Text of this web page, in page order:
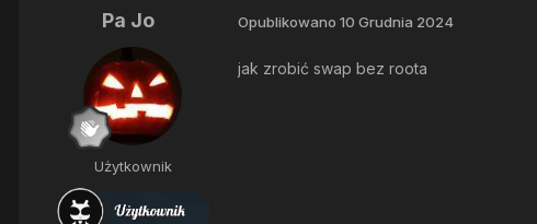
Pa Jo
Użytkownik
Opublikowano 10 Grudnia 2024
jak zrobić swap bez roota